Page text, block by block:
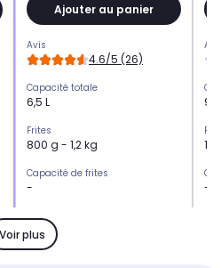
Ajouter au panier
Avis
4.6/5 (26)
Capacité totale
6,5 L
Frites
800 g - 1,2 kg
Capacité de frites
-
Puissance
1.800 W
9 L
-
Voir plus